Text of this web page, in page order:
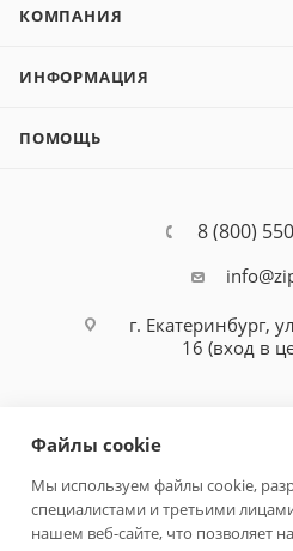
КОМПАНИЯ
ИНФОРМАЦИЯ
ПОМОЩЬ
8 (800)
г. Екатеринбург,
16 (вход в
Политика
Файлы cookie
Мы используем файлы cookie,
специалистами и третьими
нашем веб-сайте, что позволяет